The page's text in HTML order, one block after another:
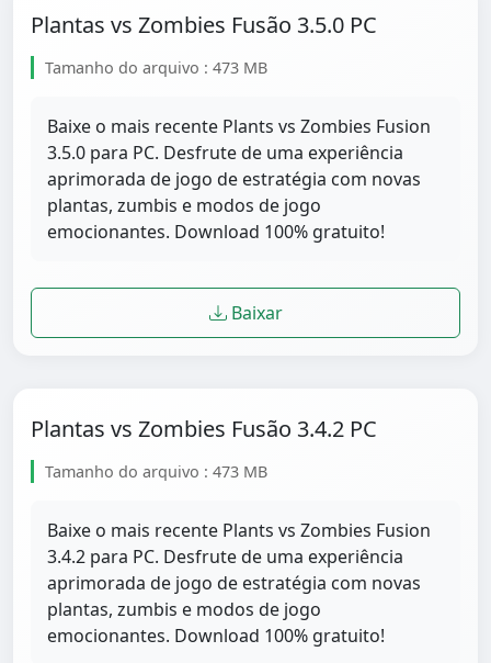
Plantas vs Zombies Fusão 3.5.0 PC
Tamanho do arquivo : 473 MB
Baixe o mais recente Plants vs Zombies Fusion
3.5.0 para PC. Desfrute de uma experiência
aprimorada de jogo de estratégia com novas
plantas, zumbis e modos de jogo
emocionantes. Download 100% gratuito!
Baixar
Plantas vs Zombies Fusão 3.4.2 PC
Tamanho do arquivo : 473 MB
Baixe o mais recente Plants vs Zombies Fusion
3.4.2 para PC. Desfrute de uma experiência
aprimorada de jogo de estratégia com novas
plantas, zumbis e modos de jogo
emocionantes. Download 100% gratuito!